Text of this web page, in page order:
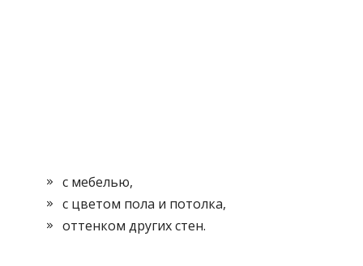
с мебелью,
с цветом пола и потолка,
оттенком других стен.